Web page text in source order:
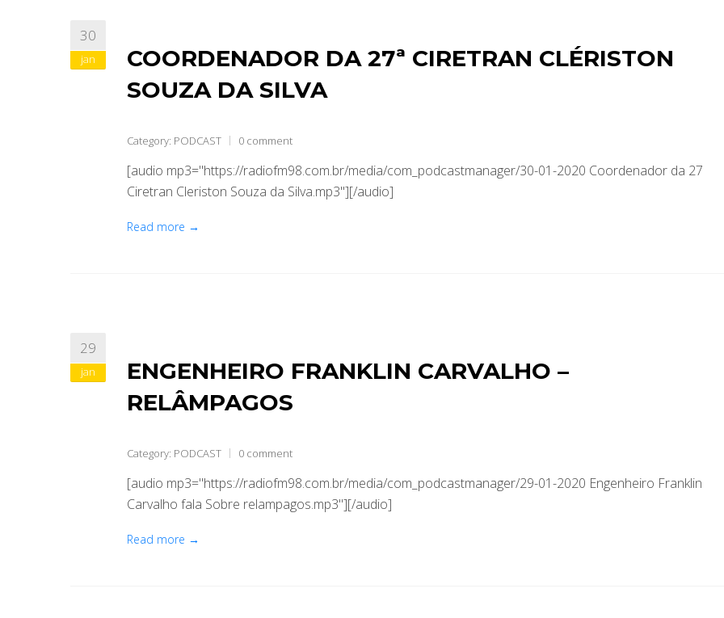
30
jan
COORDENADOR DA 27ª CIRETRAN CLÉRISTON
SOUZA DA SILVA
Category: PODCAST 0 comment
[audio mp3="https://radiofm98.com.br/media/com_podcastmanager/30-01-2020 Coordenador da 27
Ciretran Cleriston Souza da Silva.mp3"][/audio]
Read more →
29
jan
ENGENHEIRO FRANKLIN CARVALHO –
RELÂMPAGOS
Category: PODCAST 0 comment
[audio mp3="https://radiofm98.com.br/media/com_podcastmanager/29-01-2020 Engenheiro Franklin
Carvalho fala Sobre relampagos.mp3"][/audio]
Read more →